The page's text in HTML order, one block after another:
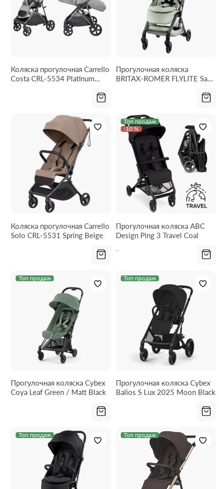
Коляска прогулочная Carrello
Costa CRL-5534 Platinum
Прогулочная коляска
BRITAX-ROMER FLYLITE Sage
Коляска прогулочная Carrello
Solo CRL-5531 Spring Beige
Топ продаж
-10 %
Прогулочная коляска ABC
Design Ping 3 Travel Coal
Топ продаж
Прогулочная коляска Cybex
Coya Leaf Green / Matt Black
Топ продаж
Прогулочная коляска Cybex
Balios S Lux 2025 Moon Black
Топ продаж Топ продаж